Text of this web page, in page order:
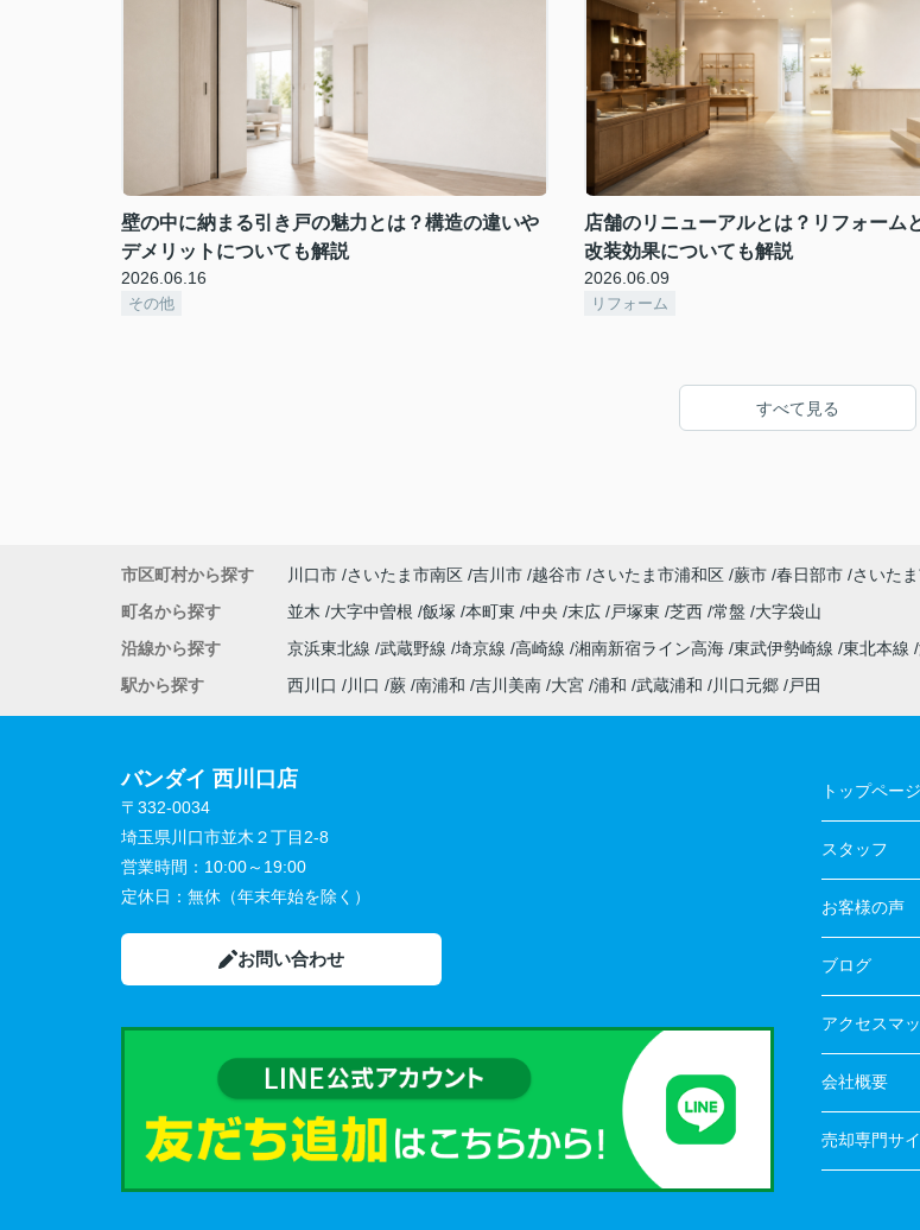
壁の中に納まる引き戸の魅力とは？構造の違いや
デメリットについても解説
2026.06.16
その他
店舗のリニューアルとは？リフォーム
改装効果についても解説
2026.06.09
リフォーム
すべて見る
市区町村から探す 川口市 さいたま市南区 吉川市 越谷市 さいたま市浦和区 蕨市 春日部市 さいた
町名から探す
並木 大字中曽根 飯塚 本町東 中央 末広 戸塚東 芝西 常盤
大字袋山
沿線から探す
京浜東北線 武蔵野線 埼京線 高崎線 湘南新宿ライン高海 東武伊勢崎線 東北本線
駅から探す
西川口 川口 蕨 南浦和 吉川美南 大宮 浦和 武蔵浦和 川口元郷 戸田
バンダイ 西川口店
〒332-0034
埼玉県川口市並木２丁目2-8
営業時間： 10:00～19:00
定休日： 無休（年末年始を除く）
お問い合わせ
トップページ
スタッフ
お客様の声
ブログ
アクセスマ
会社概要
売却専門サ